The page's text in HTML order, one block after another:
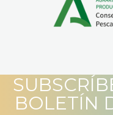
BOLETÍN